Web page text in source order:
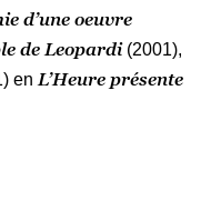
d’une oeuvre
de Leopardi(2001),
en L’Heure présente